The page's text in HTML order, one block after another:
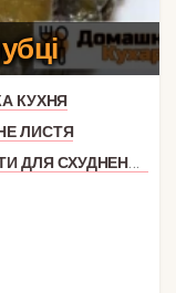
КУХНЯ
ЛИСТЯ
ДЛЯ СХУДНЕННЯ